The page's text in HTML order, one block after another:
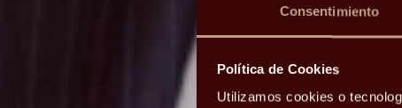
Consentimiento
Política de Cookies
Utilizamos cookies o